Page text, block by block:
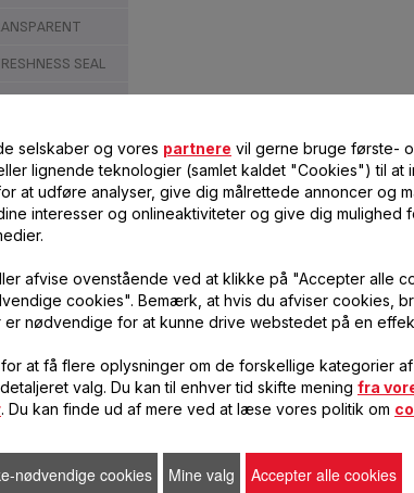
SEAL
RØD
No
2
selskaber og vores partnere vil gerne bruge første-
lignende teknologier (samlet kaldet "Cookies") til at
at udføre analyser, give dig målrettede annoncer og
interesser og onlineaktiviteter og give dig mulighed
afvise ovenstående ved at klikke på "Accepter alle
cookies". Bemærk, at hvis du afviser cookies,
nødvendige for at kunne drive webstedet på en
for at få flere oplysninger om de forskellige kategorier
valg. Du kan til enhver tid skifte mening fra
. Du kan finde ud af mere ved at læse vores politik om
nødvendige cookies Mine valg Accepter alle cookies